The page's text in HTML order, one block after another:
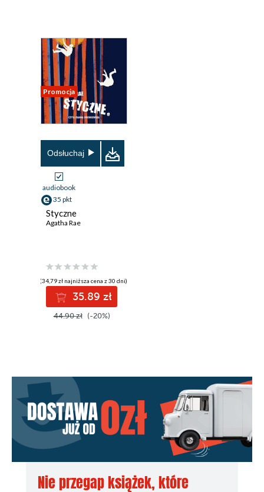
Promocja
Odsłuchaj
audiobook
35 pkt
Styczne
Agatha Rae
(34,79 zł najniższa cena z 30 dni)
35.89 zł
44.90 zł (-20%)
Nie przegap książek, które